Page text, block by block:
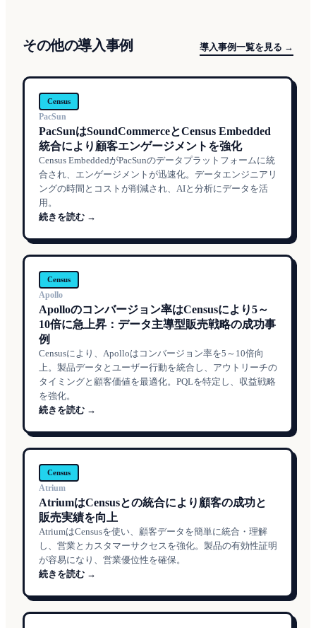
その他の導入事例 導入事例一覧を見る →
Census
PacSun
PacSunはSoundCommerceとCensus Embedded
統合により顧客エンゲージメントを強化
Census EmbeddedがPacSunのデータプラットフォームに統
合され、エンゲージメントが迅速化。データエンジニアリ
ングの時間とコストが削減され、AIと分析にデータを活
用。
続きを読む →
Census
Apollo
Apolloのコンバージョン率はCensusにより5～
10倍に急上昇：データ主導型販売戦略の成功事
例
Censusにより、Apolloはコンバージョン率を5～10倍向
上。製品データとユーザー行動を統合し、アウトリーチの
タイミングと顧客価値を最適化。PQLを特定し、収益戦略
を強化。
続きを読む →
Census
Atrium
AtriumはCensusとの統合により顧客の成功と
販売実績を向上
AtriumはCensusを使い、顧客データを簡単に統合・理解
し、営業とカスタマーサクセスを強化。製品の有効性証明
が容易になり、営業優位性を確保。
続きを読む →